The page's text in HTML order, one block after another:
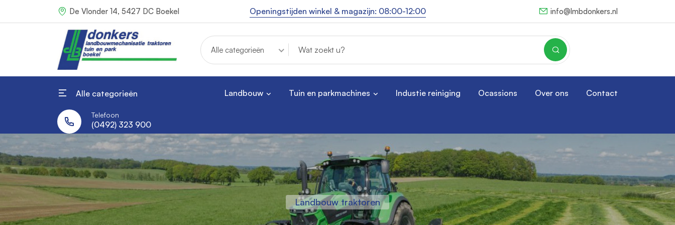
De Vlonder 14, 5427 DC Boekel Openingstijden winkel & magazijn: 08:00-12:00 info@lmbdonkers.nl
Alle categorieën
Alle categorieën Landbouw Tuin en parkmachines Industie reiniging Ocassions Over ons Contact
Telefoon
(0492) 323 900
Landbouw traktoren
Robotmaaiers
Industrie reiniging